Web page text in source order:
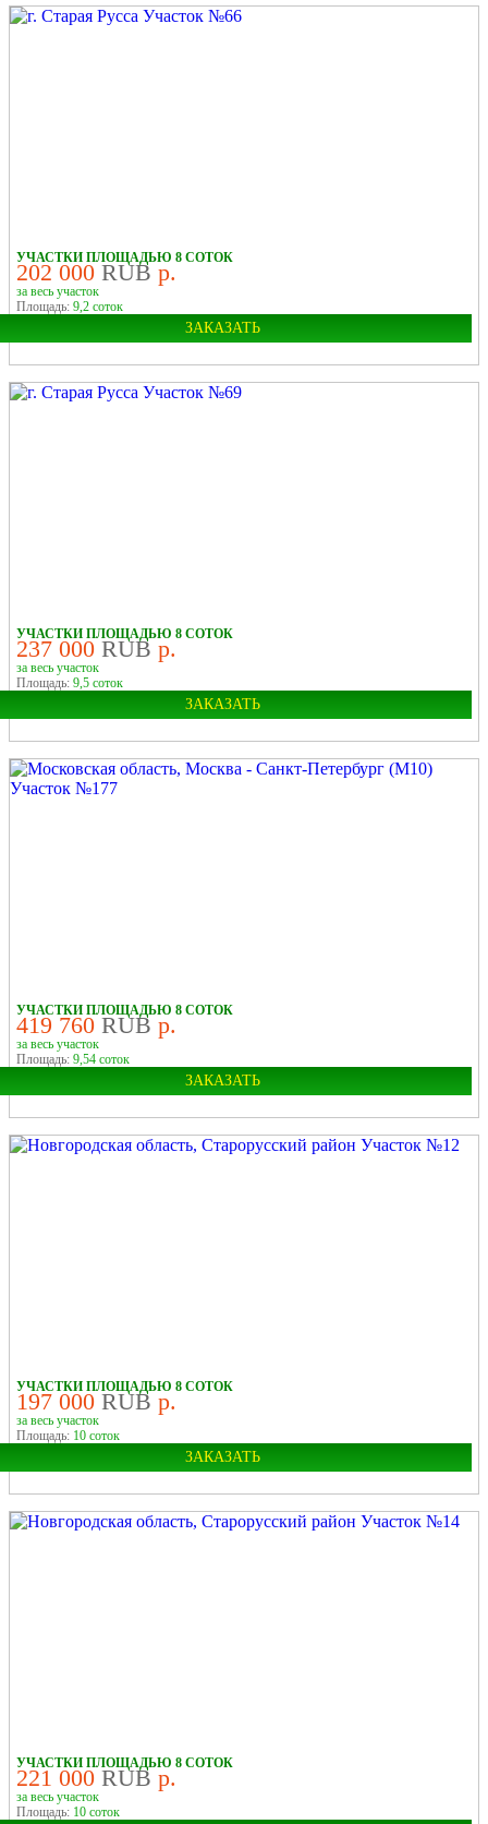
Область:
УЧАСТКИ ПЛОЩАДЬЮ 8 СОТОК
202 000 RUB р.
за весь участок
Площадь: 9,2 соток
ЗАКАЗАТЬ
Город:
УЧАСТКИ ПЛОЩАДЬЮ 8 СОТОК
237 000 RUB р.
за весь участок
Площадь: 9,5 соток
ЗАКАЗАТЬ
Город: Старая Русса
УЧАСТКИ ПЛОЩАДЬЮ 8 СОТОК
419 760 RUB р.
за весь участок
Площадь: 9,54 соток
ЗАКАЗАТЬ
Область: Московская
УЧАСТКИ ПЛОЩАДЬЮ 8 СОТОК
197 000 RUB р.
за весь участок
Площадь: 10 соток
ЗАКАЗАТЬ
Область:
Новгородская
УЧАСТКИ ПЛОЩАДЬЮ 8 СОТОК
221 000 RUB р.
за весь участок
Площадь: 10 соток